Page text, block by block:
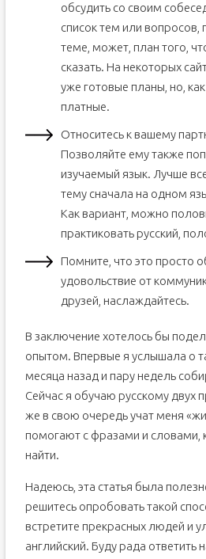
обсудить со своим
список тем или вопросов,
теме, может, план того,
сказать. На некоторых
уже готовые планы, но,
платные.
Относитесь к вашему
Позволяйте ему также
изучаемый язык. Лучше
тему сначала на одном
Как вариант, можно
практиковать русский,
Помните, что это просто
удовольствие от
друзей, наслаждайтесь.
В заключение хотелось бы
опытом. Впервые я услышала о
месяца назад и пару недель
Сейчас я обучаю русскому двух
же в свою очередь учат меня
помогают с фразами и словами,
найти.
Надеюсь, эта статья была
решитесь опробовать такой
встретите прекрасных людей и
английский. Буду рада ответить